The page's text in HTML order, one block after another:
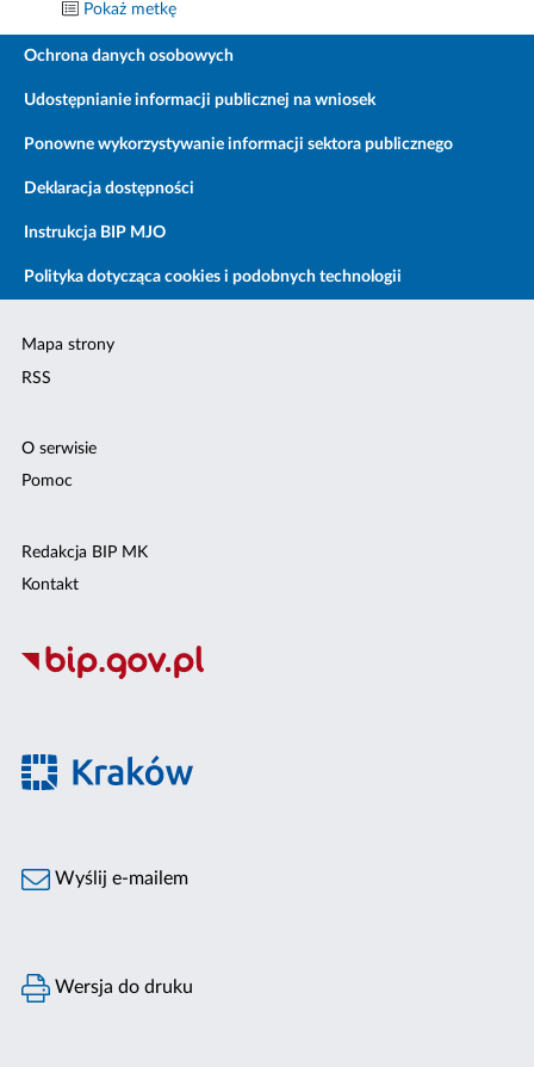
Pokaż metkę
Ochrona danych osobowych
Udostępnianie informacji publicznej na wniosek
Ponowne wykorzystywanie informacji sektora publicznego
Deklaracja dostępności
Instrukcja BIP MJO
Polityka dotycząca cookies i podobnych technologii
Mapa strony
RSS
O serwisie
Pomoc
Redakcja BIP MK
Kontakt
Wyślij e-mailem
Wersja do druku